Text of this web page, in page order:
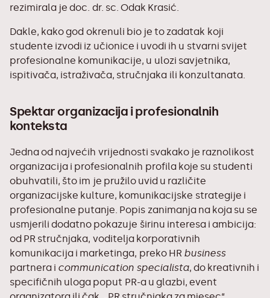
rezimirala je doc. dr. sc. Odak Krasić.
Dakle, kako god okrenuli bio je to zadatak koji
studente izvodi iz učionice i uvodi ih u stvarni svijet
profesionalne komunikacije, u ulozi savjetnika,
ispitivača, istraživača, stručnjaka ili konzultanata.
Spektar organizacija i profesionalnih
konteksta
Jedna od najvećih vrijednosti svakako je raznolikost
organizacija i profesionalnih profila koje su studenti
obuhvatili, što im je pružilo uvid u različite
organizacijske kulture, komunikacijske strategije i
profesionalne putanje. Popis zanimanja na koja su se
usmjerili dodatno pokazuje širinu interesa i ambicija:
od PR stručnjaka, voditelja korporativnih
komunikacija i marketinga, preko HR business
partnera i communication specialista, do kreativnih i
specifičnih uloga poput PR-a u glazbi, event